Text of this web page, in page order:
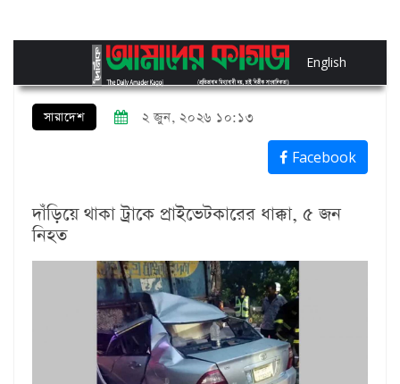
English
সারাদেশ ২ জুন, ২০২৬ ১০:১৩
Facebook
দাঁড়িয়ে থাকা ট্রাকে প্রাইভেটকারের ধাক্কা, ৫ জন
নিহত